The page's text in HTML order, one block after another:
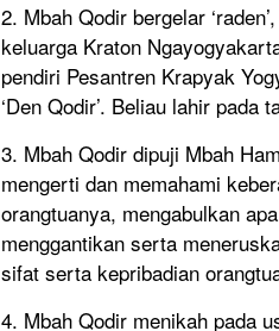
2. Mbah Qodir bergelar
keluarga Kraton
pendiri Pesantren Krapyak
‘Den Qodir’. Beliau lahir pada
3. Mbah Qodir dipuji Mbah
mengerti dan memahami
orangtuanya, mengabulkan
menggantikan serta
sifat serta kepribadian
4. Mbah Qodir menikah pada